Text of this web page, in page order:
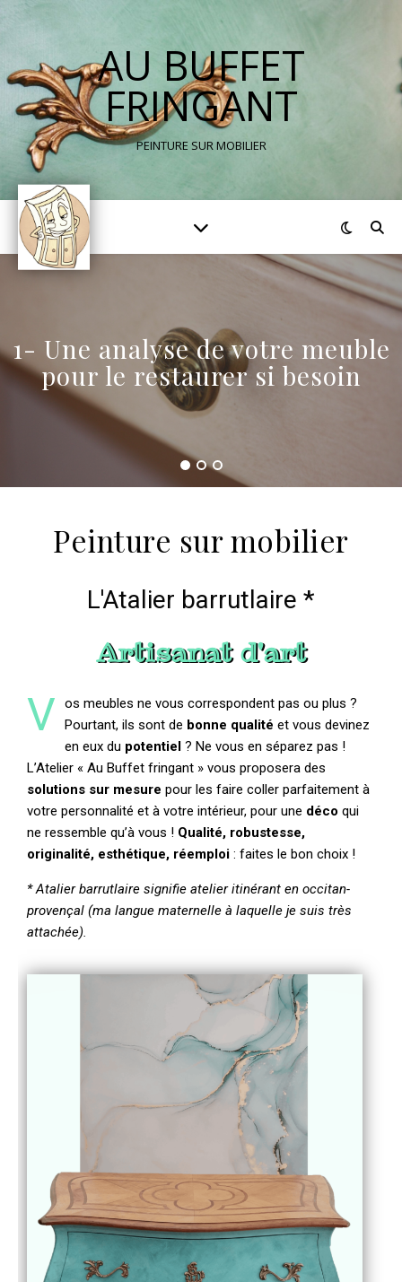
AU BUFFET
FRINGANT
PEINTURE SUR MOBILIER
1- Une analyse de votre meuble
pour le restaurer si besoin
Peinture sur mobilier
L'Atalier barrutlaire *
Artisanat d'art
V
os meubles ne vous correspondent pas ou plus ?
Pourtant, ils sont de bonne qualité et vous devinez
en eux du potentiel ? Ne vous en séparez pas !
L’Atelier « Au Buffet fringant » vous proposera des
solutions sur mesure pour les faire coller parfaitement à
votre personnalité et à votre intérieur, pour une déco qui
ne ressemble qu’à vous ! Qualité, robustesse,
originalité, esthétique, réemploi : faites le bon choix !
* Atalier barrutlaire signifie atelier itinérant en occitan-
provençal (ma langue maternelle à laquelle je suis très
attachée).